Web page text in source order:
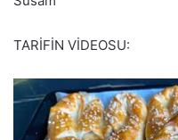
TARİFİN VİDEOSU: